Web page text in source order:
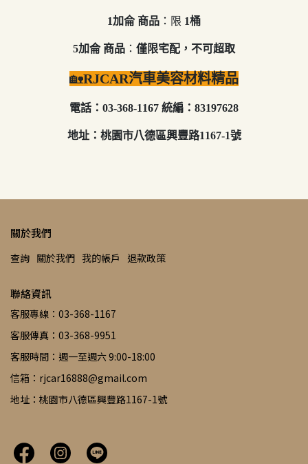
1加侖 商品 ：限 1桶
5加侖 商品 ： 僅限宅配，不可超取
🏡RJCAR汽車美容材料精品
電話：03-368-1167 統編：83197628
地址：桃園市八德區興豐路1167-1號
關於我們
查詢 關於我們 我的帳戶 退款政策
聯絡資訊
客服專線：03-368-1167
客服傳真：03-368-9951
客服時間：週一至週六 9:00-18:00
信箱：rjcar16888@gmail.com
地址：桃園市八德區興豐路1167-1號